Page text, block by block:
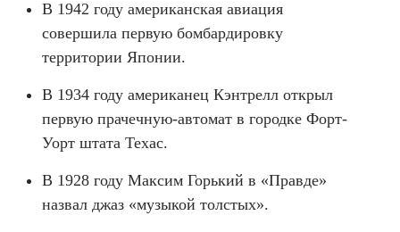
В 1942 году американская авиация
совершила первую бомбардировку
территории Японии.
В 1934 году американец Кэнтрелл открыл
первую прачечную-автомат в городке Форт-
Уорт штата Техас.
В 1928 году Максим Горький в «Правде»
назвал джаз «музыкой толстых».